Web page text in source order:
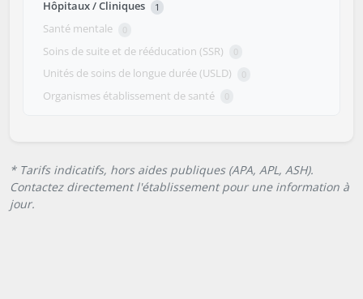
Hôpitaux / Cliniques 1
Santé mentale 0
Soins de suite et de rééducation (SSR) 0
Unités de soins de longue durée (USLD) 0
Organismes établissement de santé 0
* Tarifs indicatifs, hors aides publiques (APA, APL, ASH).
Contactez directement l'établissement pour une information à
jour.